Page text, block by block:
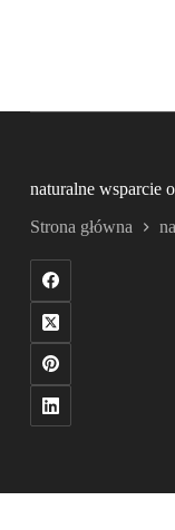
naturalne wsparcie
Strona główna